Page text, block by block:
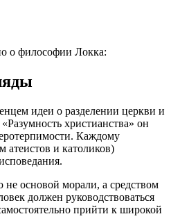
о философии Локка:
идеи о разделении церкви и
христианства» он
Каждому
атеистов и католиков)
основой морали, а средством
должен руководствоваться
прийти к широкой